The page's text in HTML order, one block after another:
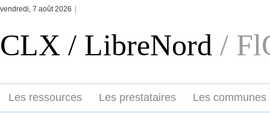
vendredi, 7 août 2026
CLX / LibreNord /
Les ressources Les prestataires Les communes